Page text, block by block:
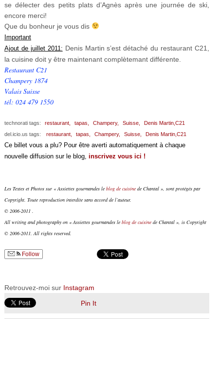
se délecter des petits plats d’Agnès après une journée de ski,
encore merci!
Que du bonheur je vous dis
Important
Ajout de juillet 2011: Denis Martin s’est détaché du restaurant C21,
la cuisine doit y être maintenant complètemant différente.
Restaurant C21
Champery 1874
Valais Suisse
tél: 024 479 1550
technorati tags: restaurant, tapas, Champery, Suisse,
Denis Martin,C21
del.icio.us tags:
restaurant, tapas, Champery, Suisse, Denis Martin,C21
Ce billet vous a plu? Pour être averti automatiquement à chaque
nouvelle diffusion sur le blog, inscrivez vous ici !
Les Textes et Photos sur « Assiettes gourmandes le blog de cuisinede Chantal », sont protégés par
Copyright. Toute reproduction interdite sans accord de l’auteur.
© 2006-2011 .
All writing and photography on « Assiettes gourmandes le blog de cuisinede Chantal », is Copyright
© 2006-2011. All rights reserved.
Follow
Retrouvez-moi sur Instagram
Pin It